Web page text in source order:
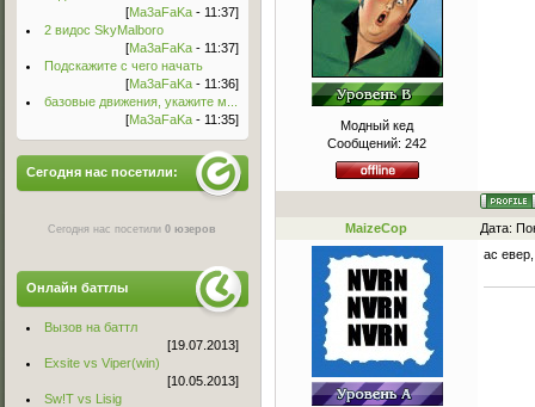
Модный кед
Сообщений: 242
MaizeCop Дата:
ас
[Ma3aFaKa - 11:37]
2 видос SkyMalboro
[Ma3aFaKa - 11:37]
Подскажите с чего начать
[Ma3aFaKa - 11:36]
базовые движения, укажите м...
[Ma3aFaKa - 11:35]
Сегодня нас посетили:
Сегодня нас посетили0 юзеров
Онлайн баттлы
Вызов на баттл
[19.07.2013]
Exsite vs Viper(win)
[10.05.2013]
Sw!T vs Lisig